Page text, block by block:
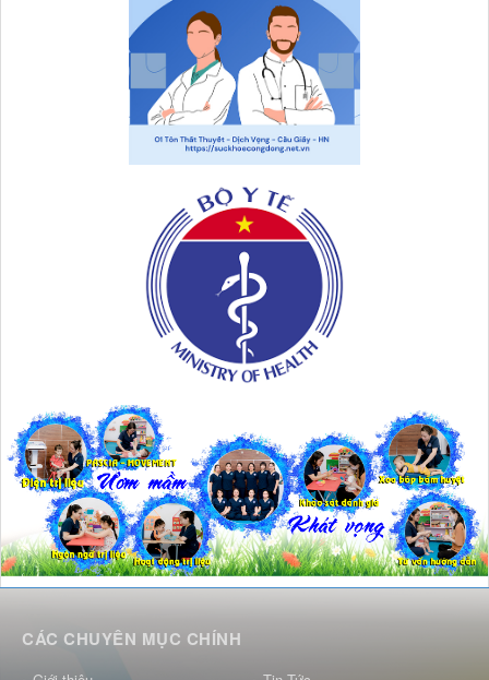
CÁC CHUYÊN MỤC CHÍNH